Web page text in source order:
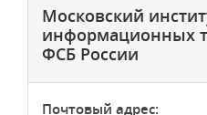
Московский
информационных
ФСБ России
Почтовый адрес: